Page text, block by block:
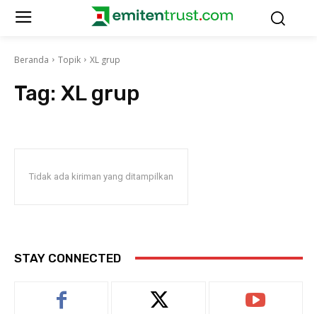
Beranda Topik XL grup
Tag: XL grup
Tidak ada kiriman yang ditampilkan
STAY CONNECTED